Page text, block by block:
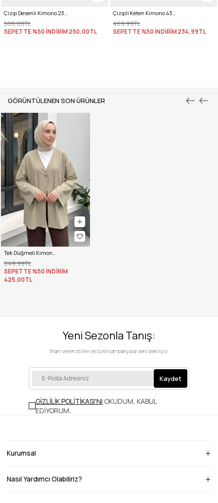
GÖRÜNTÜLENEN SON ÜRÜNLER
Tek Düğmeli Kimono Y0130 - AÇIK HAKİ
849,99TL
SEPETTE %50 İNDİRİM
425,00TL
500,00TL
SEPETTE %50 İNDİRİM250,00TL
469,99TL
SEPETTE %50 İNDİRİM234,99TL
Yeni Sezonla Tanış:
İlham veren stiller ve özel kampanyalar seni bekliyor.
Kaydet
GİZLİLİK POLİTİKASI'NI OKUDUM, KABUL
EDİYORUM..
Kurumsal
Nasıl Yardımcı Olabiliriz?